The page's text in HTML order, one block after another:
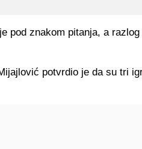
pod znakom pitanja, a
potvrdio je da su tri